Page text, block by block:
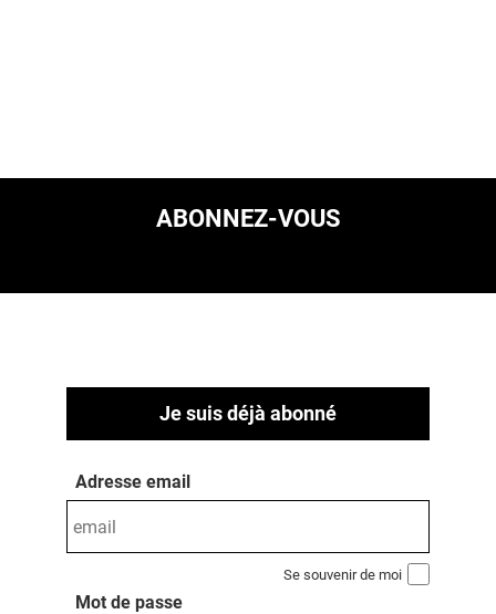
ABONNEZ-VOUS
Je suis déjà abonné
Adresse email
Se souvenir de moi
Mot de passe